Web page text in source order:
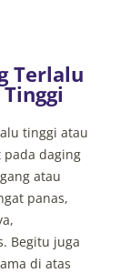
Terlalu
tinggi atau
daging
atau
panas,
Begitu juga
di atas